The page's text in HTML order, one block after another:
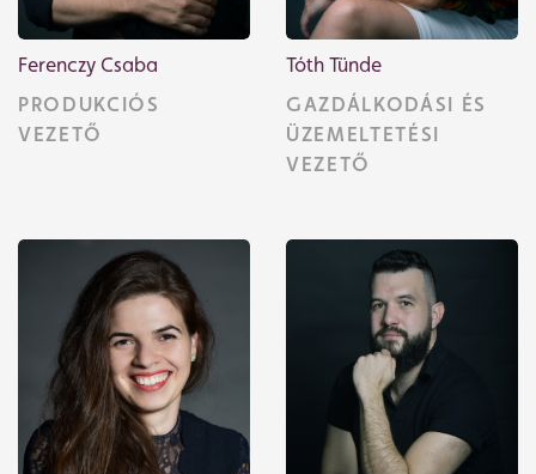
Ferenczy Csaba
PRODUKCIÓS
VEZETŐ
Tóth Tünde
GAZDÁLKODÁSI ÉS
ÜZEMELTETÉSI
VEZETŐ